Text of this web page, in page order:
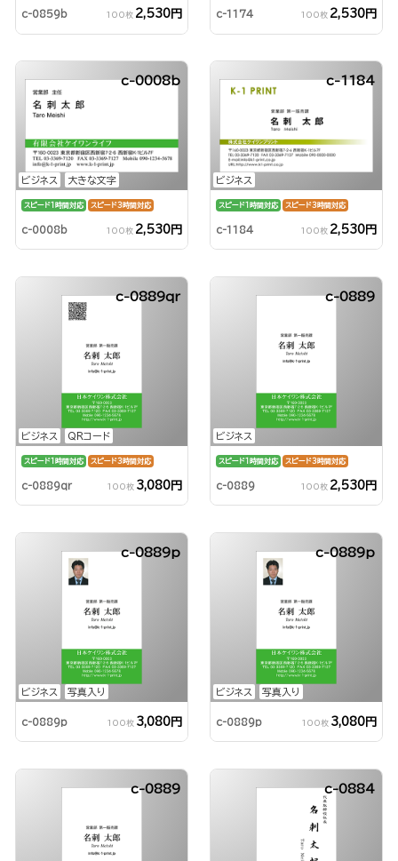
c-0859b 100枚 2,530円 c-1174 100枚 2,530円
ビジネス 大きな文字
c-0008b
スピード1時間対応 スピード3時間対応
c-0008b 100枚 2,530円
ビジネス
c-1184
スピード1時間対応 スピード3時間対応
c-1184 100枚 2,530円
ビジネス QRコード
c-0889qr
スピード1時間対応 スピード3時間対応
c-0889qr 100枚 3,080円
ビジネス
c-0889
スピード1時間対応 スピード3時間対応
c-0889 100枚 2,530円
ビジネス 写真入り
c-0889p
c-0889p 100枚 3,080円
ビジネス 写真入り
c-0889p
c-0889p 100枚 3,080円
c-0889 c-0884